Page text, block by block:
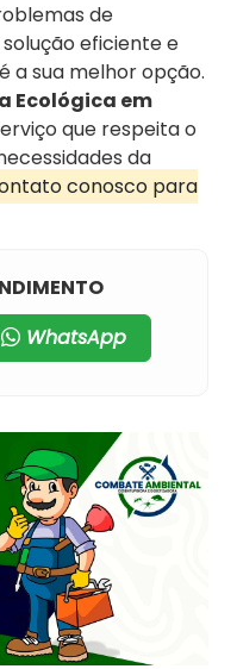
de
eficiente e
é a sua melhor opção.
Ecológica em
que respeita o
da
conosco para
WhatsApp